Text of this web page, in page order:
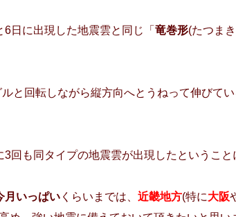
日に出現した地震雲と同じ「 竜巻形(たつま
と回転しながら縦方向へとうねって伸びて
回も同タイプの地震雲が出現したということ
月いっぱい くらいまでは、 近畿地方(特に大阪